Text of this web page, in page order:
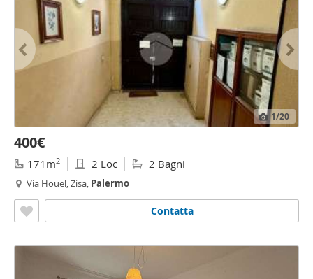
1/20
400€
171m2 2 Loc 2 Bagni
Via Houel, Zisa, Palermo
Contatta